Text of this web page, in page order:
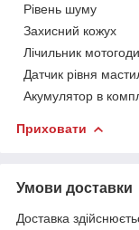
Рівень шуму
Захисний кожух
Лічильник
Датчик рівня
Акумулятор в
Приховати
Умови доставки
Доставка